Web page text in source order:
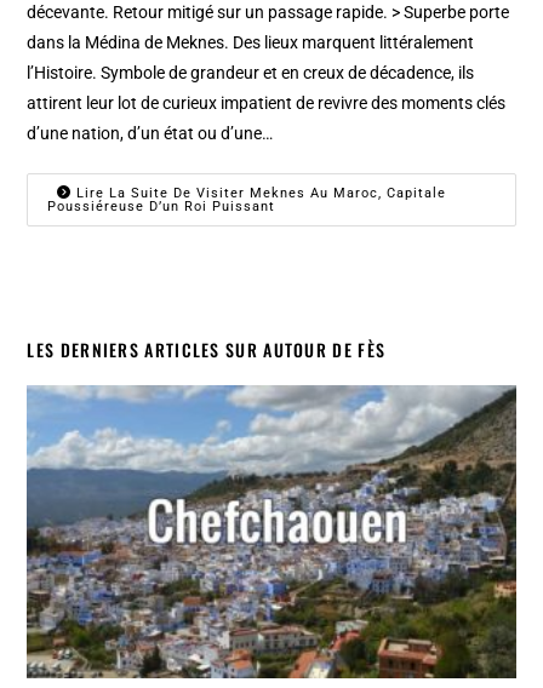
décevante. Retour mitigé sur un passage rapide. > Superbe porte
dans la Médina de Meknes. Des lieux marquent littéralement
l’Histoire. Symbole de grandeur et en creux de décadence, ils
attirent leur lot de curieux impatient de revivre des moments clés
d’une nation, d’un état ou d’une…
Lire La Suite De Visiter Meknes Au Maroc, Capitale
Poussiéreuse D’un Roi Puissant
LES DERNIERS ARTICLES SUR AUTOUR DE FÈS